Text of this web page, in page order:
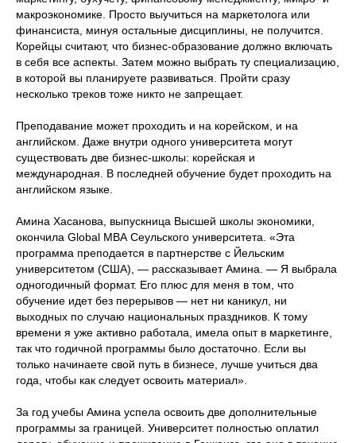
макроэкономике. Просто выучиться на маркетолога или
финансиста, минуя остальные дисциплины, не получится.
Корейцы считают, что бизнес-образование должно включать
в себя все аспекты. Затем можно выбрать ту специализацию,
в которой вы планируете развиваться. Пройти сразу
несколько треков тоже никто не запрещает.
Преподавание может проходить и на корейском, и на
английском. Даже внутри одного университета могут
существовать две бизнес-школы: корейская и
международная. В последней обучение будет проходить на
английском языке.
Амина Хасанова, выпускница Высшей школы экономики,
окончила Global МВА Сеульского университета. «Эта
программа преподается в партнерстве с Йельским
университетом (США), — рассказывает Амина. — Я выбрала
одногодичный формат. Его плюс для меня в том, что
обучение идет без перерывов — нет ни каникул, ни
выходных по случаю национальных праздников. К тому
времени я уже активно работала, имела опыт в маркетинге,
так что годичной программы было достаточно. Если вы
только начинаете свой путь в бизнесе, лучше учиться два
года, чтобы как следует освоить материал».
За год учебы Амина успела освоить две дополнительные
программы за границей. Университет полностью оплатил